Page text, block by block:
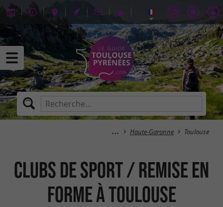
Haute-Garonne Toulouse
Clubs de sport / Remise en
forme à Toulouse